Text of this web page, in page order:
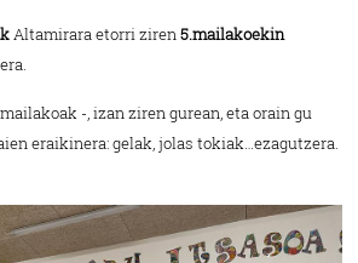
Altamirara etorri ziren5.mailakoekin
-, izan ziren gurean, eta orain gu
eraikinera: gelak, jolas tokiak…ezagutzera.